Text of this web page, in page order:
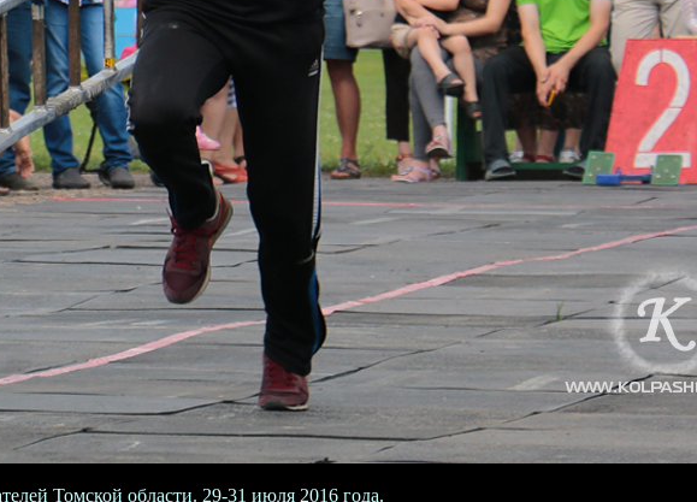
Томской области. 29-31 июля 2016 года.